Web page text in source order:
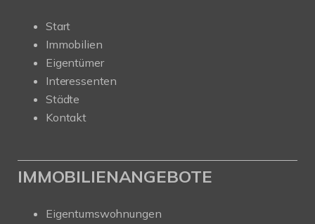
Start
Immobilien
Eigentümer
Interessenten
Städte
Kontakt
IMMOBILIENANGEBOTE
Eigentumswohnungen